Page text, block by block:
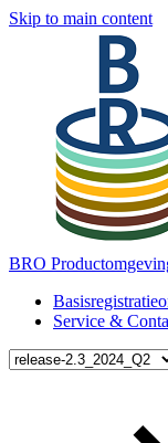
Skip to main content
BRO
Service &